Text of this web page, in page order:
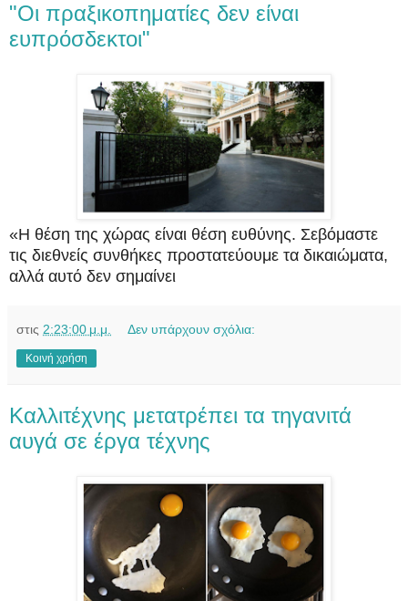
"Οι πραξικοπηματίες δεν είναι
ευπρόσδεκτοι"
«Η θέση της χώρας είναι θέση ευθύνης. Σεβόμαστε
τις διεθνείς συνθήκες προστατεύουμε τα δικαιώματα,
αλλά αυτό δεν σημαίνει
στις 2:23:00 μ.μ. Δεν υπάρχουν σχόλια:
Κοινή χρήση
Καλλιτέχνης μετατρέπει τα τηγανιτά
αυγά σε έργα τέχνης